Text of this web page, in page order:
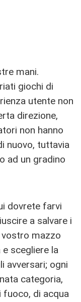
mani.
giochi di
utente non
direzione,
non hanno
nuovo, tuttavia
ad un gradino
dovrete farvi
a salvare i
mazzo
scegliere la
avversari; ogni
categoria,
di acqua